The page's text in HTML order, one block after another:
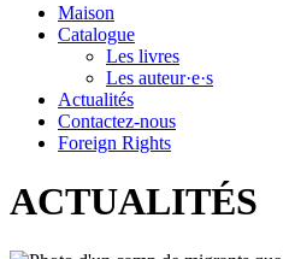
Maison
Catalogue
Les livres
Les auteur·e·s
Actualités
Contactez-nous
Foreign Rights
ACTUALITÉS